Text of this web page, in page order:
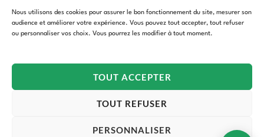
Nous utilisons des cookies pour assurer le bon fonctionnement du site, mesurer son
audience et améliorer votre expérience. Vous pouvez tout accepter, tout refuser
ou personnaliser vos choix. Vous pourrez les modifier à tout moment.
TOUT ACCEPTER
TOUT REFUSER
PERSONNALISER